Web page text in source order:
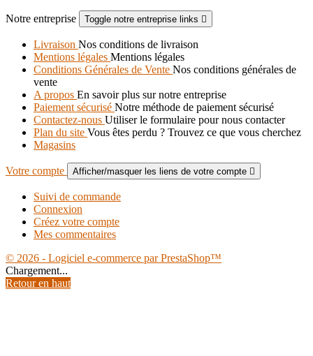
Notre entreprise Toggle notre entreprise links 
Livraison Nos conditions de livraison
Mentions légales Mentions légales
Conditions Générales de Vente Nos conditions générales de
vente
A propos En savoir plus sur notre entreprise
Paiement sécurisé Notre méthode de paiement sécurisé
Contactez-nous Utiliser le formulaire pour nous contacter
Plan du site Vous êtes perdu ? Trouvez ce que vous cherchez
Magasins
Votre compte Afficher/masquer les liens de votre compte 
Suivi de commande
Connexion
Créez votre compte
Mes commentaires
© 2026 - Logiciel e-commerce par PrestaShop™
Chargement...
Retour en haut